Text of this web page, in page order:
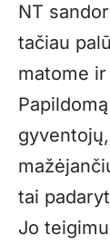
NT
tačiau
matome
tai
Jo